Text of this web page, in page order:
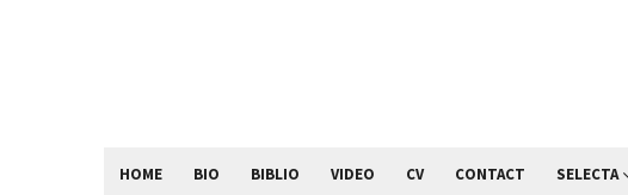
HOME BIO BIBLIO VIDEO CV CONTACT SELECTA